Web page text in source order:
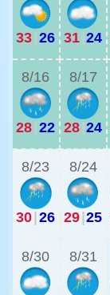
33|26 31|24
8/16
28|22
8/17
28|24
8/23
30|26
8/24
29|25
8/30 8/31